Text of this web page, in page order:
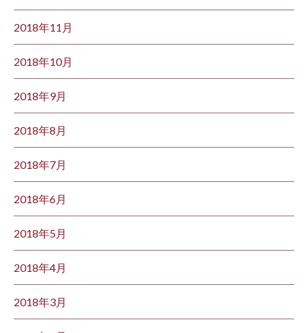
2018年11月
2018年10月
2018年9月
2018年8月
2018年7月
2018年6月
2018年5月
2018年4月
2018年3月